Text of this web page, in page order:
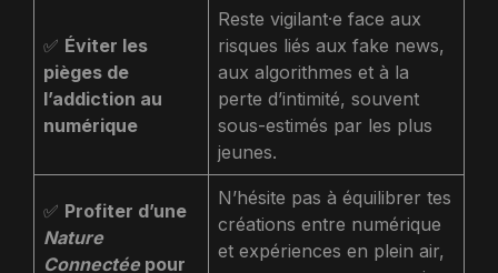
✅ Éviter les
pièges de
l’addiction au
numérique
Reste vigilant·e face aux
risques liés aux fake news,
aux algorithmes et à la
perte d’intimité, souvent
sous-estimés par les plus
jeunes.
✅ Profiter d’une
Nature
Connectée pour
N’hésite pas à équilibrer tes
créations entre numérique
et expériences en plein air,